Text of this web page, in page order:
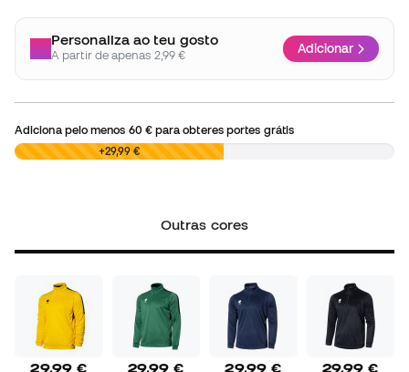
Personaliza ao teu gosto
A partir de apenas 2,99 € Adicionar
Adiciona pelo menos 60 €para obteres portes grátis
0,00 € +29,99 €
Outras cores
29,99 € 29,99 € 29,99 € 29,99 €